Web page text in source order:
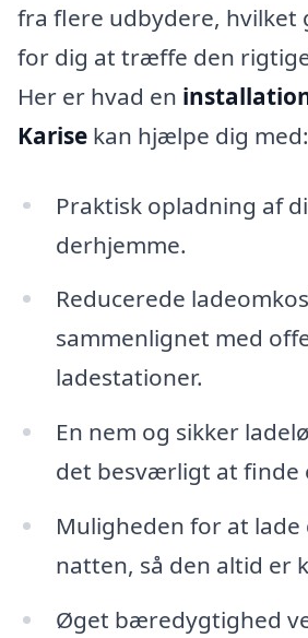
fra flere udbydere, hvilket
for dig at træffe den
Her er hvad en
Karise kan hjælpe dig med:
Praktisk opladning af
derhjemme.
Reducerede
sammenlignet med
ladestationer.
En nem og sikker
det besværligt at finde
Muligheden for at lade
natten, så den altid er
Øget bæredygtighed